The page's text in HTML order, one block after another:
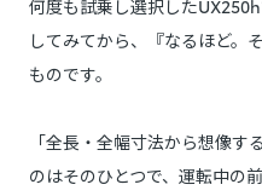
何度も試乗し選択した
してみてから、『なるほど。
ものです。
「全長・全幅寸法から想像す
のはそのひとつで、運転中の